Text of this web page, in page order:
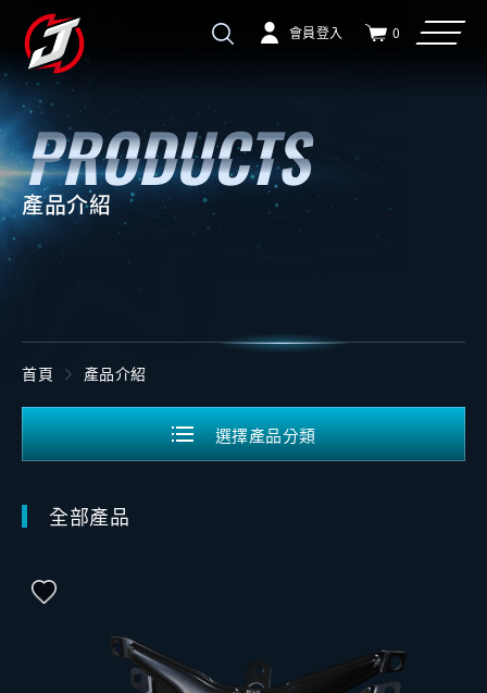
會員登入 0
產品介紹
首頁 產品介紹
選擇產品分類
全部產品